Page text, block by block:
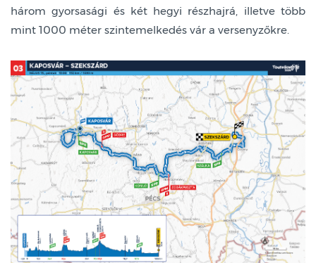
három gyorsasági és két hegyi részhajrá, illetve több
mint 1000 méter szintemelkedés vár a versenyzőkre.